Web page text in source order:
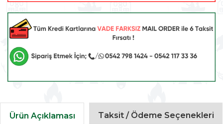
Ürün Açıklaması Taksit / Ödeme Seçenekleri